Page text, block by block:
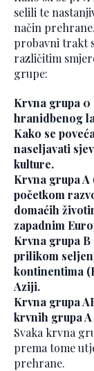
selili te
način
probavni trakt
različitim
grupe:
Krvna grupa 0
hranidbenog
Kako se
naseljavati
kulture.
Krvna grupa A
početkom
domaćih
zapadnim
Krvna grupa B
prilikom
kontinentima
Aziji.
Krvna grupa
krvnih grupa
Svaka krvna
prema tome
prehrane.